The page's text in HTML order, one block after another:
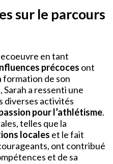
sur le parcours
en tant
précoces ont
formation de son
Sarah a ressenti une
diverses activités
pour l’athlétisme.
telles que la
locales et le fait
ont contribué
et de sa